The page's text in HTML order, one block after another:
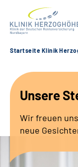
Leistungsangebot
Fachbereiche
Service
Startseite Klinik
Unsere
Wir freuen
neue